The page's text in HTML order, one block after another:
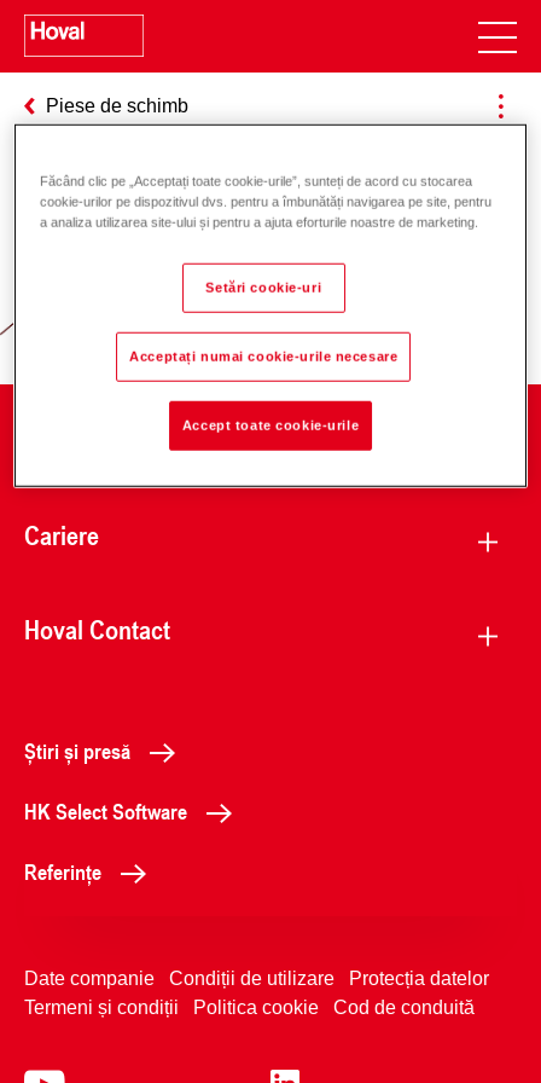
Piese de schimb
Responsabilitate pentru energie și
mediu
Cariere
Hoval Contact
Știri și presă
HK Select Software
Referințe
Date companie Condiții de utilizare
Protecția datelor
Termeni și condiții
Politica cookie Cod de conduită
Făcând clic pe „Acceptați toate cookie-urile”, sunteți de acord cu stocarea
cookie-urilor pe dispozitivul dvs. pentru a îmbunătăți navigarea pe site, pentru
a analiza utilizarea site-ului și pentru a ajuta eforturile noastre de marketing.
Setări cookie-uri
Acceptați numai cookie-urile necesare
Accept toate cookie-urile